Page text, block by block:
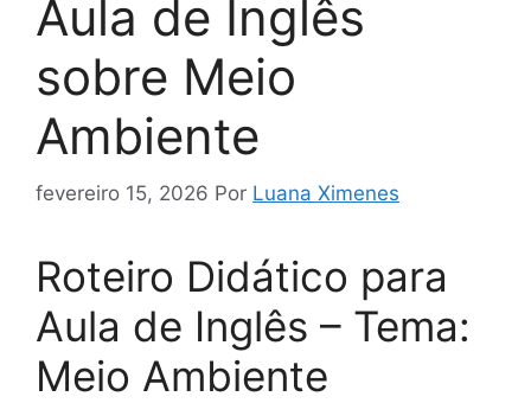
Aula de Inglês
sobre Meio
Ambiente
fevereiro 15, 2026 Por Luana Ximenes
Roteiro Didático para
Aula de Inglês – Tema:
Meio Ambiente